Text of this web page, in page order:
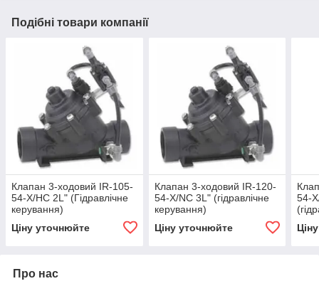
Подібні товари компанії
Клапан 3-ходовий IR-105-
54-X/HC 2L" (Гідравлічне
керування)
Ціну уточнюйте
Клапан 3-ходовий IR-120-
54-X/NC 3L" (гідравлічне
керування)
Ціну уточнюйте
54-
Про нас